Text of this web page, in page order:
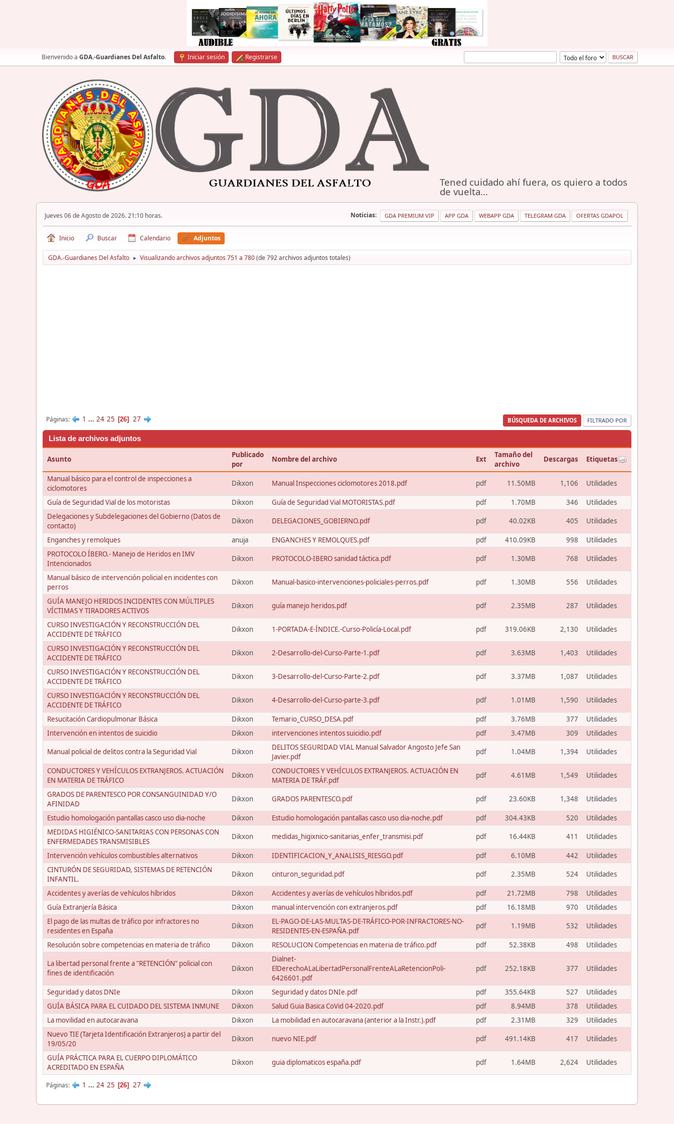
Bienvenido a GDA.-Guardianes Del Asfalto. Iniciar sesión Registrarse
Tened cuidado ahí fuera, os quiero a todos
de vuelta...
Jueves 06 de Agosto de 2026. 21:10 horas. Noticias: GDA PREMIUM VIP APP GDA WEBAPP GDA TELEGRAM GDA OFERTAS GDAPOL
Inicio Buscar Calendario Adjuntos
GDA.-Guardianes Del Asfalto ► Visualizando archivos adjuntos 751 a 780(de 792 archivos adjuntos totales)
BÚSQUEDA DE ARCHIVOS FILTRADO POR
Páginas 1 ... 24 25 26 27
Lista de archivos adjuntos
Asunto
Publicado
por
Nombre del archivo Ext
Tamaño del
archivo
Descargas Etiquetas
Manual básico para el control de inspecciones a
ciclomotores
Dikxon Manual Inspecciones ciclomotores 2018.pdf pdf 11.50MB 1,106 Utilidades
Guía de Seguridad Vial de los motoristas Dikxon Guía de Seguridad Vial MOTORISTAS.pdf pdf 1.70MB 346
Utilidades
Delegaciones y Subdelegaciones del Gobierno (Datos de
contacto)
Dikxon DELEGACIONES_GOBIERNO.pdf pdf 40.02KB 405 Utilidades
Enganches y remolques anuja ENGANCHES Y REMOLQUES.pdf pdf 410.09KB 998
Utilidades
PROTOCOLO ÍBERO.- Manejo de Heridos en IMV
Intencionados
Dikxon PROTOCOLO-IBERO sanidad táctica.pdf pdf 1.30MB 768 Utilidades
Manual básico de intervención policial en incidentes con
perros
Dikxon Manual-basico-intervenciones-policiales-perros.pdf pdf 1.30MB 556 Utilidades
GUÍA MANEJO HERIDOS INCIDENTES CON MÚLTIPLES
VÍCTIMAS Y TIRADORES ACTIVOS
Dikxon guía manejo heridos.pdf pdf 2.35MB 287 Utilidades
CURSO INVESTIGACIÓN Y RECONSTRUCCIÓN DEL
ACCIDENTE DE TRÁFICO
Dikxon 1-PORTADA-E-ÍNDICE.-Curso-Policía-Local.pdf pdf 319.06KB 2,130 Utilidades
CURSO INVESTIGACIÓN Y RECONSTRUCCIÓN DEL
ACCIDENTE DE TRÁFICO
Dikxon 2-Desarrollo-del-Curso-Parte-1.pdf pdf 3.63MB 1,403 Utilidades
CURSO INVESTIGACIÓN Y RECONSTRUCCIÓN DEL
ACCIDENTE DE TRÁFICO
Dikxon 3-Desarrollo-del-Curso-Parte-2.pdf pdf 3.37MB 1,087 Utilidades
CURSO INVESTIGACIÓN Y RECONSTRUCCIÓN DEL
ACCIDENTE DE TRÁFICO
Dikxon 4-Desarrollo-del-Curso-parte-3.pdf pdf 1.01MB 1,590 Utilidades
Resucitación Cardiopulmonar Básica Dikxon Temario_CURSO_DESA.pdf pdf 3.76MB 377
Utilidades
Intervención en intentos de suicidio
Dikxon intervenciones intentos suicidio.pdf pdf 3.47MB 309 Utilidades
Manual policial de delitos contra la Seguridad Vial Dikxon
DELITOS SEGURIDAD VIAL Manual Salvador Angosto Jefe San
Javier.pdf
pdf 1.04MB 1,394 Utilidades
CONDUCTORES Y VEHÍCULOS EXTRANJEROS. ACTUACIÓN
EN MATERIA DE TRÁFICO
Dikxon
CONDUCTORES Y VEHÍCULOS EXTRANJEROS. ACTUACIÓN EN
MATERIA DE TRÁF.pdf
pdf 4.61MB 1,549 Utilidades
GRADOS DE PARENTESCO POR CONSANGUINIDAD Y/O
AFINIDAD
Dikxon GRADOS PARENTESCO.pdf pdf 23.60KB 1,348 Utilidades
Estudio homologación pantallas casco uso dia-noche Dikxon Estudio homologación pantallas casco uso dia-noche.pdf pdf 304.43KB 520
Utilidades
MEDIDAS HIGIÉNICO-SANITARIAS CON PERSONAS CON
ENFERMEDADES TRANSMISIBLES
Dikxon medidas_higixnico-sanitarias_enfer_transmisi.pdf pdf 16.44KB 411 Utilidades
Intervención vehículos combustibles alternativos Dikxon IDENTIFICACION_Y_ANALISIS_RIESGO.pdf pdf 6.10MB 442
Utilidades
CINTURÓN DE SEGURIDAD, SISTEMAS DE RETENCIÓN
INFANTIL.
Dikxon cinturon_seguridad.pdf pdf 2.35MB 524 Utilidades
Accidentes y averías de vehículos híbridos Dikxon Accidentes y averías de vehículos híbridos.pdf pdf 21.72MB 798
Utilidades
Guía Extranjería Básica
Dikxon manual intervención con extranjeros.pdf pdf 16.18MB 970
Utilidades
El pago de las multas de tráfico por infractores no
residentes en España
Dikxon
EL-PAGO-DE-LAS-MULTAS-DE-TRÁFICO-POR-INFRACTORES-NO-
RESIDENTES-EN-ESPAÑA.pdf
pdf 1.19MB 532 Utilidades
Resolución sobre competencias en materia de tráfico Dikxon RESOLUCION Competencias en materia de tráfico.pdf pdf 52.38KB 498 Utilidades
La libertad personal frente a "RETENCIÓN" policial con
fines de identificación
Dikxon
Dialnet-
ElDerechoALaLibertadPersonalFrenteALaRetencionPoli-
6426601.pdf
pdf 252.18KB 377 Utilidades
Seguridad y datos DNIe Dikxon Seguridad y datos DNIe.pdf pdf 355.64KB 527
Utilidades
GUÍA BÁSICA PARA EL CUIDADO DEL SISTEMA INMUNE
Dikxon Salud Guia Basica CoVid 04-2020.pdf pdf 8.94MB 378
Utilidades
La movilidad en autocaravana
Dikxon La mobilidad en autocaravana (anterior a la Instr.).pdf pdf 2.31MB 329
Utilidades
Nuevo TIE (Tarjeta Identificación Extranjeros) a partir del
19/05/20
Dikxon nuevo NIE.pdf pdf 491.14KB 417 Utilidades
GUÍA PRÁCTICA PARA EL CUERPO DIPLOMÁTICO
ACREDITADO EN ESPAÑA
Dikxon guia diplomaticos españa.pdf pdf 1.64MB 2,624 Utilidades
Páginas 1 ... 24 25 26 27